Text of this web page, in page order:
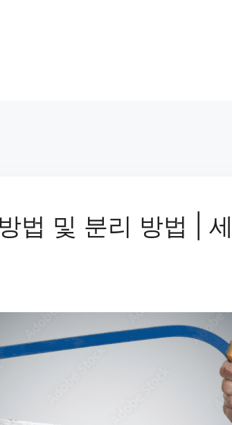
법 및 분리 방법 |